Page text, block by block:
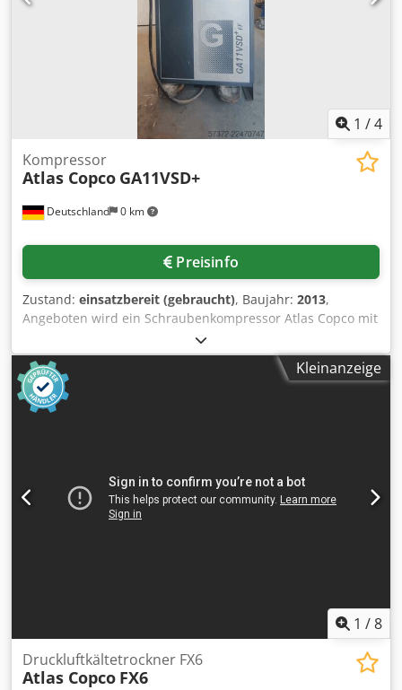
1 /4
Deutschland 0 km
Kompressor
Atlas Copco GA11VSD+
Preisinfo
Zustand: einsatzbereit (gebraucht), Baujahr: 2013,
Angeboten wird ein Schraubenkompressor Atlas Copco mit
integriertem Kältetrockner. Leistung: 11kW,
Motordrehzahl: 7700U/min, Betriebsdruck: 12,75bar,
Kapazität: 32l/s, drehzahlgeregelt, Betriebsstunden:
9035h, Gewicht: 271kg. Eine Besichtigung vor Ort ist
möglich. Cjdpfx Akozq Ec Nskeha
Kleinanzeige
1 /8
Druckluftkältetrockner FX6
Atlas Copco FX6